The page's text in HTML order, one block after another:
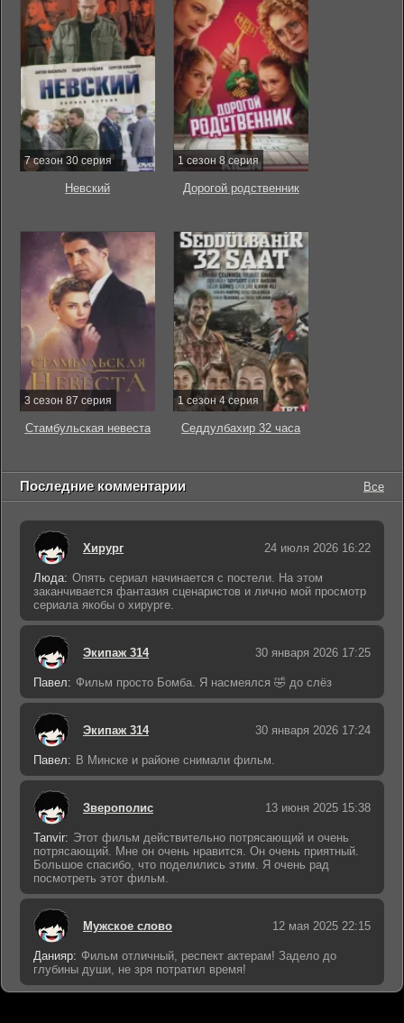
7 сезон 30 серия
Невский
1 сезон 8 серия
Дорогой родственник
3 сезон 87 серия
Стамбульская невеста
1 сезон 4 серия
Седдулбахир 32 часа
Последние комментарии Все
Хирург 24 июля 2026 16:22
Люда: Опять сериал начинается с постели. На этом
заканчивается фантазия сценаристов и лично мой просмотр
сериала якобы о хирурге.
Экипаж 314 30 января 2026 17:25
Павел: Фильм просто Бомба. Я насмеялся 🤣 до слёз
Экипаж 314 30 января 2026 17:24
Павел: В Минске и районе снимали фильм.
Зверополис 13 июня 2025 15:38
Tanvir: Этот фильм действительно потрясающий и очень
потрясающий. Мне он очень нравится. Он очень приятный.
Большое спасибо, что поделились этим. Я очень рад
посмотреть этот фильм.
Мужское слово 12 мая 2025 22:15
Данияр: Фильм отличный, респект актерам! Задело до
глубины души, не зря потратил время!